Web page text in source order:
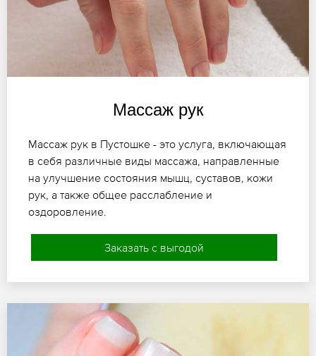
Массаж рук
Массаж рук в Пустошке - это услуга, включающая
в себя различные виды массажа, направленные
на улучшение состояния мышц, суставов, кожи
рук, а также общее расслабление и
оздоровление.
Заказать с выгодой